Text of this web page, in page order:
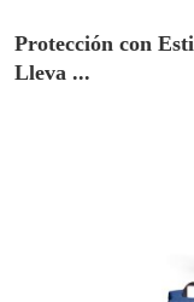
Protección con
Lleva ...